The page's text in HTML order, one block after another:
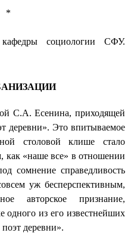
*
кафедры социологии СФУ.
С.А. Есенина, приходящей
деревни». Это впитываемое
столовой клише стало
«наше все» в отношении
сомнение справедливость
уж бесперспективным,
авторское признание,
одного из его известнейших
деревни».